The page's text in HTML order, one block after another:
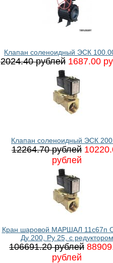
Клапан соленоидный ЭСК
2024.40 рублей 1687.00
Клапан соленоидный ЭСК
12264.70 рублей
рублей
Кран шаровой МАРШАЛ 11с67п
Ду 200, Ру 25, с редуктором
106691.20 рублей
рублей